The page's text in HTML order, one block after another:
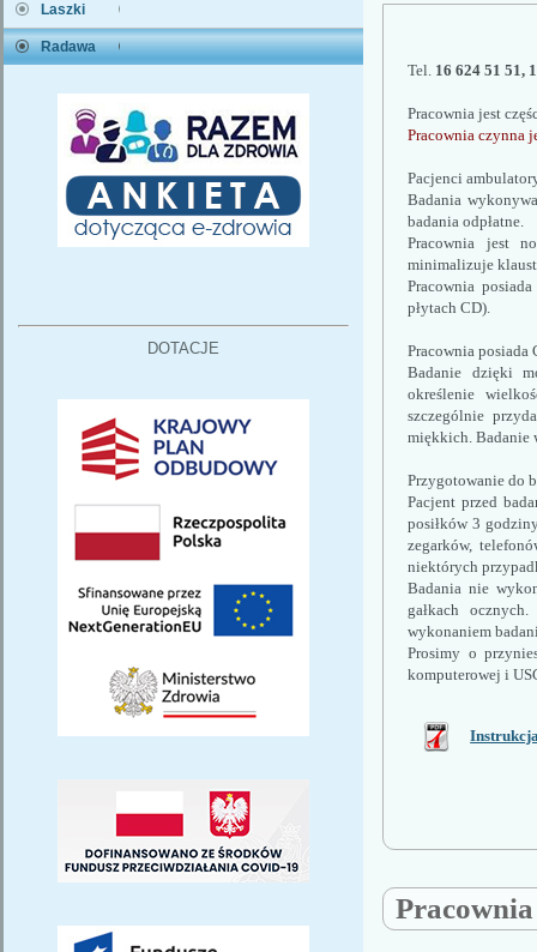
Laszki
Radawa
DOTACJE
Tel. 16 624 51 51,
Pracownia jest
Pracownia czynna
Pacjenci
Badania
badania odpłatne.
Pracownia jest
minimalizuje
Pracownia
płytach CD).
Pracownia
Badanie dzięki
określenie
szczególnie
miękkich. Badanie
Przygotowanie do
Pacjent przed
posiłków 3
zegarków,
niektórych
Badania nie
gałkach
wykonaniem
Prosimy o
komputerowej i